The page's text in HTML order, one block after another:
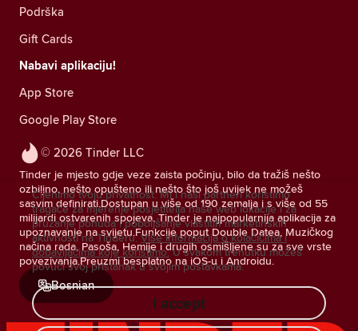
© 2026 Tinder LLC
Tinder je mjesto gdje veze zaista počinju, bilo da tražiš nešto
ozbiljno, nešto opušteno ili nešto što još uvijek ne možeš
sasvim definirati.Dostupan u više od 190 zemalja i s više od 55
milijardi ostvarenih spojeva, Tinder je najpopularnija aplikacija za
upoznavanje na svijetu.Funkcije poput Double Datea, Muzičkog
načina rada, Pasoša, Hemije i drugih osmišljene su za sve vrste
povezivanja.Preuzmi besplatno na iOS-u i Androidu.
Bosnian
Podrška
Gift Cards
Nabavi aplikaciju!
App Store
Google Play Store
Cijenimo tvoju privatnost. Mi i naši partneri koristimo
tragače za mjerenje posjetitelja naše web lokacije i za
pružanje ponuda i poboljšanje vlastitih marketinških
aktivnosti na Tinderu. Više informacija o kolačićima i
dobavljačima koje koristimo. U svakom trenutku možeš
povući svoj pristanak u svojim postavkama.
I accept